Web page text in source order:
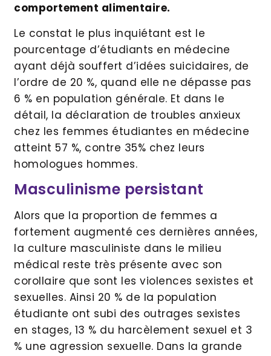
comportement alimentaire.
Le constat le plus inquiétant est le
pourcentage d’étudiants en médecine
ayant déjà souffert d’idées suicidaires, de
l’ordre de 20 %, quand elle ne dépasse pas
6 % en population générale. Et dans le
détail, la déclaration de troubles anxieux
chez les femmes étudiantes en médecine
atteint 57 %, contre 35% chez leurs
homologues hommes.
Masculinisme persistant
Alors que la proportion de femmes a
fortement augmenté ces dernières années,
la culture masculiniste dans le milieu
médical reste très présente avec son
corollaire que sont les violences sexistes et
sexuelles. Ainsi 20 % de la population
étudiante ont subi des outrages sexistes
en stages, 13 % du harcèlement sexuel et 3
% une agression sexuelle. Dans la grande